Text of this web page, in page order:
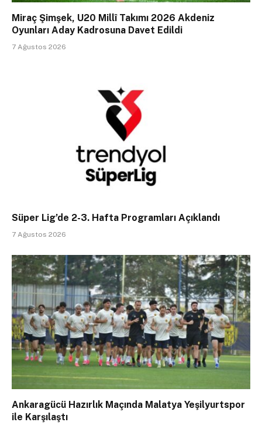
Miraç Şimşek, U20 Millî Takımı 2026 Akdeniz
Oyunları Aday Kadrosuna Davet Edildi
7 Ağustos 2026
Süper Lig’de 2-3. Hafta Programları Açıklandı
7 Ağustos 2026
Ankaragücü Hazırlık Maçında Malatya Yeşilyurtspor
ile Karşılaştı